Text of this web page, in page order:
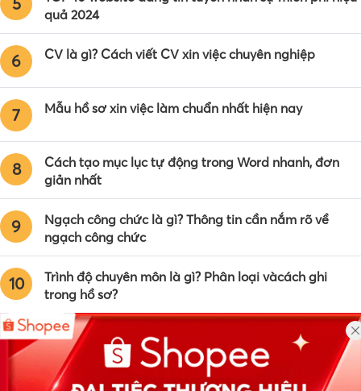
quả 2024
6 CV là gì? Cách viết CV xin việc chuyên nghiệp
7 Mẫu hồ sơ xin việc làm chuẩn nhất hiện nay
8
Cách tạo mục lục tự động trong Word nhanh, đơn
giản nhất
9
Ngạch công chức là gì? Thông tin cần nắm rõ về
ngạch công chức
10
Trình độ chuyên môn là gì? Phân loại vàcách ghi
trong hồ sơ?